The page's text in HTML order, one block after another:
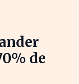
de